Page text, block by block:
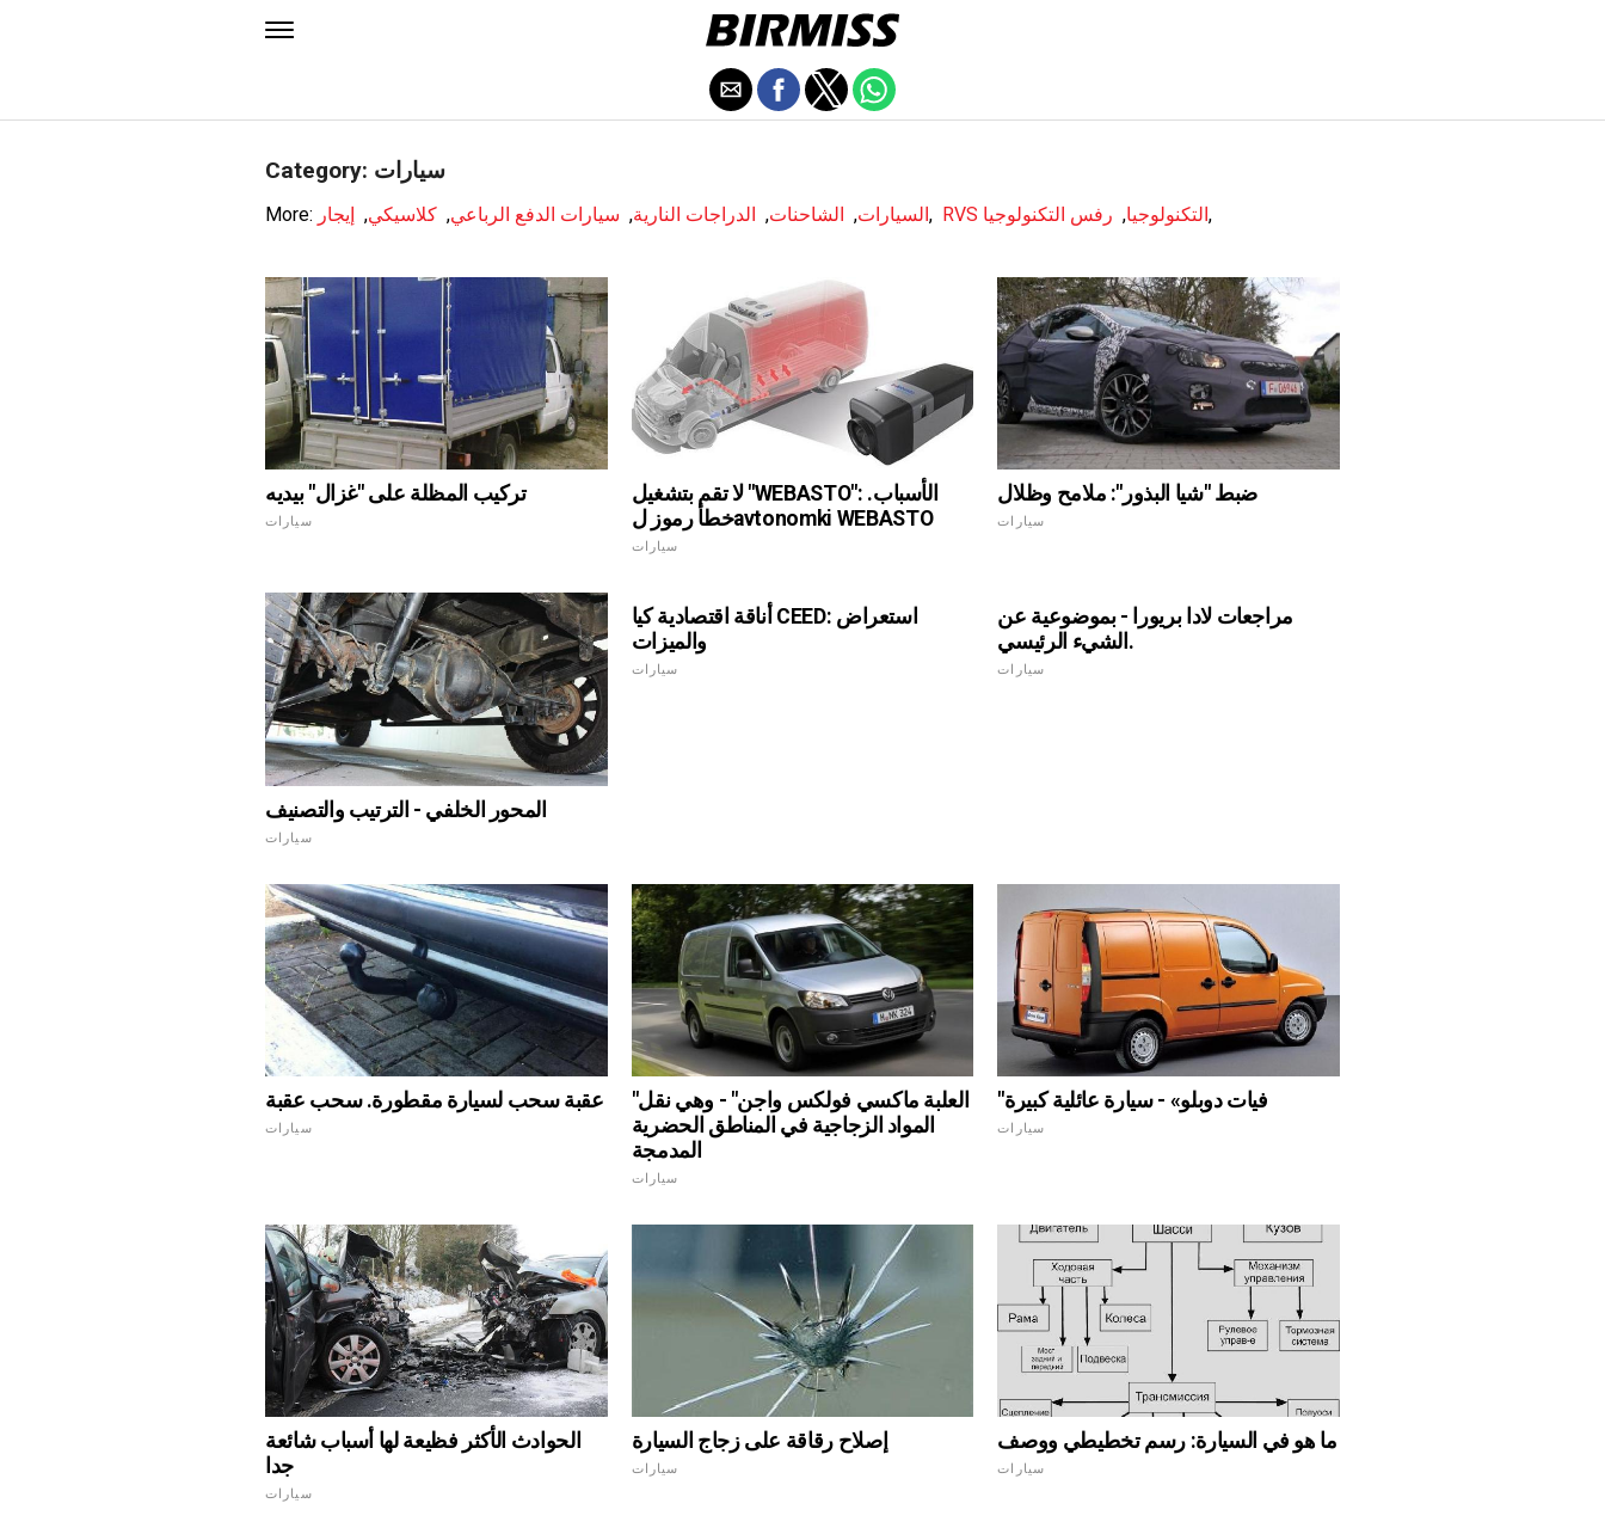
Category: سيارات
More: السيارات, الشاحنات, الدراجات النارية, سيارات الدفع الرباعي, كلاسيكي, إيجار , RVS التكنولوجيا, رفس التكنولوجيا ,
تركيب المظلة على "غزال" بيديه
سيارات
لا تقم بتشغيل "WEBASTO": الأسباب.
خطأ رموز لavtonomki WEBASTO
سيارات
ضبط "شيا البذور": ملامح وظلال
سيارات
المحور الخلفي - الترتيب والتصنيف
سيارات
أناقة اقتصادية كيا CEED: استعراض
والميزات
سيارات
مراجعات لادا بريورا - بموضوعية عن
الشيء الرئيسي.
سيارات
عقبة سحب لسيارة مقطورة. سحب عقبة
سيارات
"العلبة ماكسي فولكس واجن" - وهي نقل
المواد الزجاجية في المناطق الحضرية
المدمجة
سيارات
"فيات دوبلو» - سيارة عائلية كبيرة
سيارات
الحوادث الأكثر فظيعة لها أسباب شائعة
جدا
سيارات
إصلاح رقاقة على زجاج السيارة
سيارات
ما هو في السيارة: رسم تخطيطي ووصف
سيارات